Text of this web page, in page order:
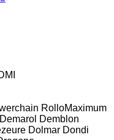
RolloMaximum
Demarol Demblon
Dolmar Dondi